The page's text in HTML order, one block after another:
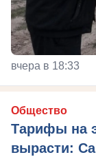
вчера в 18:33
Общество
Тарифы на
вырасти: